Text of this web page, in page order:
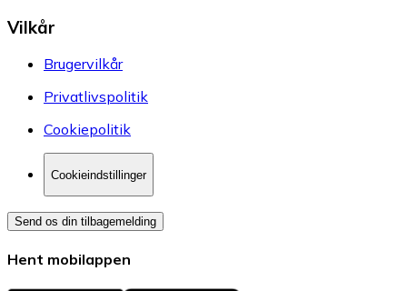
Vilkår
Brugervilkår
Privatlivspolitik
Cookiepolitik
Cookieindstillinger
Send os din tilbagemelding
Hent mobilappen